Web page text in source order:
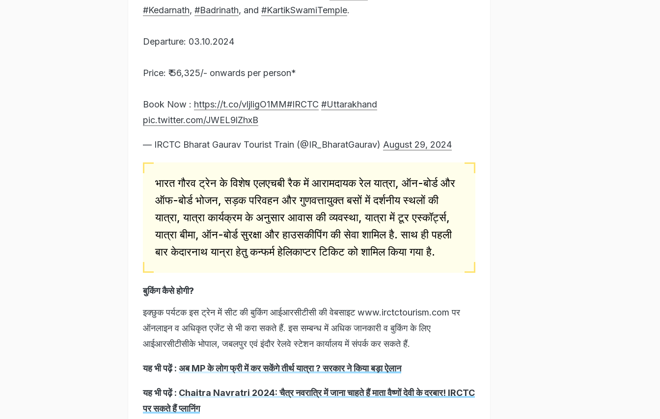
#Kedarnath, #Badrinath, and #KartikSwamiTemple.
Departure: 03.10.2024
Price: ₹ 56,325/- onwards per person*
Book Now : https://t.co/vljligO1MM#IRCTC #Uttarakhand
pic.twitter.com/JWEL9lZhxB
— IRCTC Bharat Gaurav Tourist Train (@IR_BharatGaurav) August 29, 2024
भारत गौरव ट्रेन के विशेष एलएचबी रैक में आरामदायक रेल यात्रा, ऑन-बोर्ड और
ऑफ-बोर्ड भोजन, सड़क परिवहन और गुणवत्तायुक्त बसों में दर्शनीय स्थलों की
यात्रा, यात्रा कार्यक्रम के अनुसार आवास की व्यवस्था, यात्रा में टूर एस्कॉर्ट्स,
यात्रा बीमा, ऑन-बोर्ड सुरक्षा और हाउसकीपिंग की सेवा शामिल है. साथ ही पहली
बार केदारनाथ यान्रा हेतु कन्फर्म हेलिकाप्टर टिकिट को शामिल किया गया है.
बुकिंग कैसे होगी?
इक्छुक पर्यटक इस ट्रेन में सीट की बुकिंग आईआरसीटीसी की वेबसाइट www.irctctourism.com पर
ऑनलाइन व अधिकृत एजेंट से भी करा सकते हैं. इस सम्बन्ध में अधिक जानकारी व बुकिंग के लिए
आईआरसीटीसीके भोपाल, जबलपुर एवं इंदौर रेलवे स्टेशन कार्यालय में संपर्क कर सकते हैं.
यह भी पढ़ें : अब MP के लोग फ्री में कर सकेंगे तीर्थ यात्रा ? सरकार ने किया बड़ा ऐलान
यह भी पढ़ें : Chaitra Navratri 2024: चैत्र नवरात्रि में जाना चाहते हैं माता वैष्णों देवी के दरबार! IRCTC
पर सकते हैं प्लानिंग